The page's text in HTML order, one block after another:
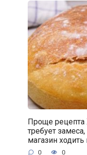
Проще
требует
магазин
0 0